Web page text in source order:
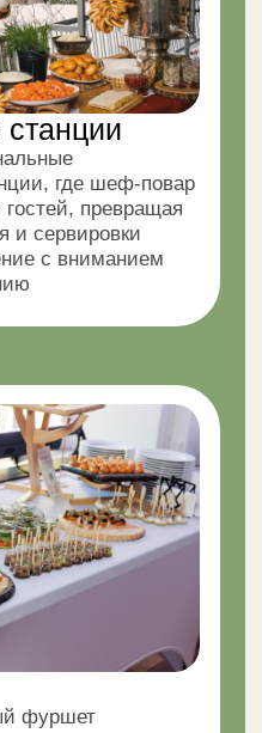
блины
закусками